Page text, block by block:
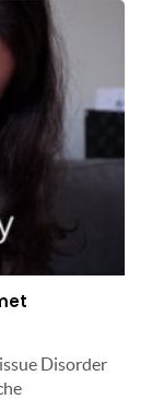
Disorder